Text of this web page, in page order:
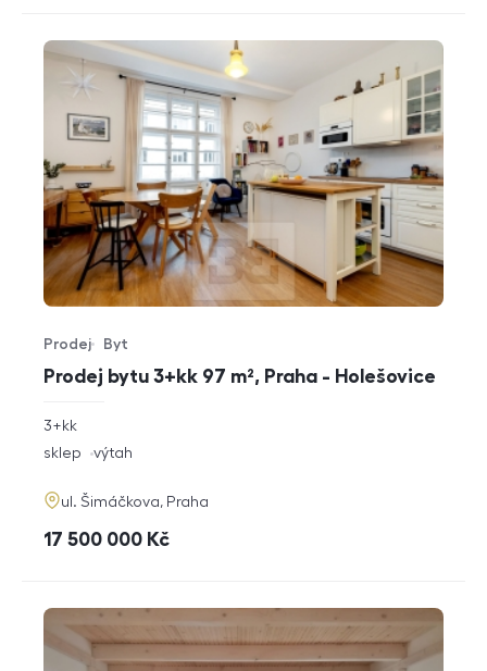
Prodej bytu 3+kk 97 m², Praha - Holešovice
Typ nabídky
Prodej
Typ nemovitosti
Byt
rozměry
dispozice
3+kk
funkce
sklep výtah
adresa
ul. Šimáčkova, Praha
cena
17 500 000 Kč